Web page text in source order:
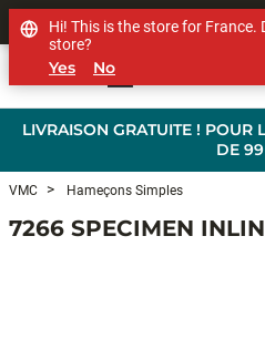
LIVRAISON GRATUITE ! POUR
DE
SHOP
VMC Hameçons Simples
7266 SPECIMEN
Hi! This is the store for France.
store?
Yes No